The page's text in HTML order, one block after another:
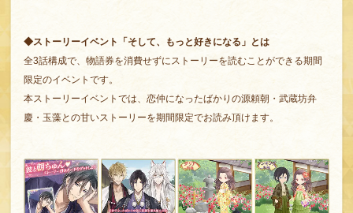
◆ストーリーイベント「そして、もっと好きになる」とは
全3話構成で、物語券を消費せずにストーリーを読むことができる期間
限定のイベントです。
本ストーリーイベントでは、恋仲になったばかりの源頼朝・武蔵坊弁
慶・玉藻との甘いストーリーを期間限定でお読み頂けます。